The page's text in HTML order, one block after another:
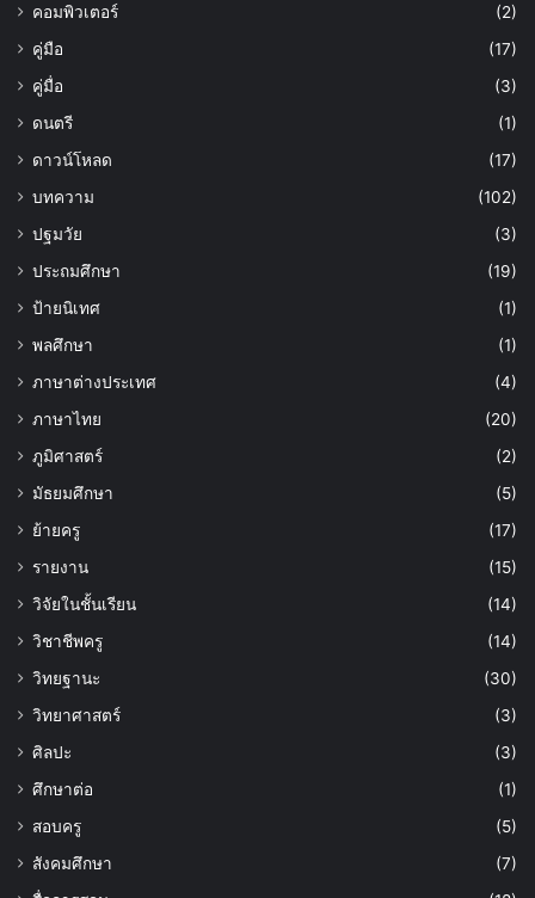
คอมพิวเตอร์
(2)
คู่มือ
(17)
คู่มื่อ
(3)
ดนตรี
(1)
ดาวน์โหลด
(17)
บทความ
(102)
ปฐมวัย
(3)
ประถมศึกษา
(19)
ป้ายนิเทศ
(1)
พลศึกษา
(1)
ภาษาต่างประเทศ
(4)
ภาษาไทย
(20)
ภูมิศาสตร์
(2)
มัธยมศึกษา
(5)
ย้ายครู
(17)
รายงาน
(15)
วิจัยในชั้นเรียน
(14)
วิชาชีพครู
(14)
วิทยฐานะ
(30)
วิทยาศาสตร์
(3)
ศิลปะ
(3)
ศึกษาต่อ
(1)
สอบครู
(5)
สังคมศึกษา
(7)